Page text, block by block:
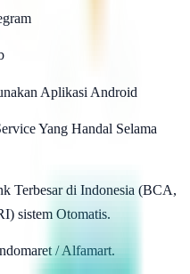
Aplikasi Android
Yang Handal Selama
Terbesar di Indonesia (BCA,
sistem Otomatis.
/ Alfamart.